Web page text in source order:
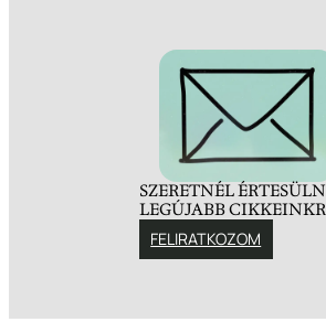
SZERETNÉL
LEGÚJABB
FELIRATKOZOM